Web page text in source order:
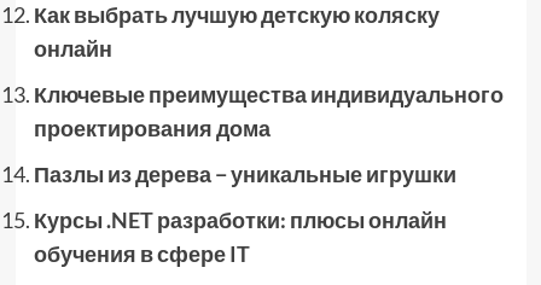
Как выбрать лучшую детскую коляску
онлайн
Ключевые преимущества индивидуального
проектирования дома
Пазлы из дерева − уникальные игрушки
Курсы .NET разработки: плюсы онлайн
обучения в сфере IT